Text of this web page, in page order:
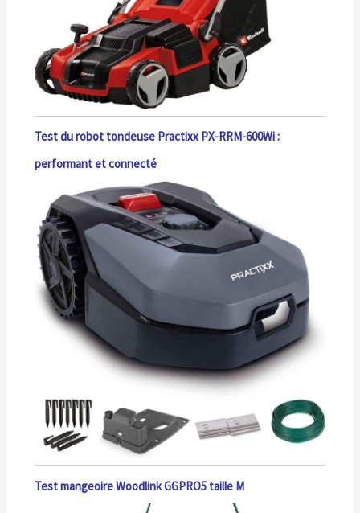
Test du robot tondeuse Practixx PX-RRM-600Wi :
performant et connecté
Test mangeoire Woodlink GGPRO5 taille M